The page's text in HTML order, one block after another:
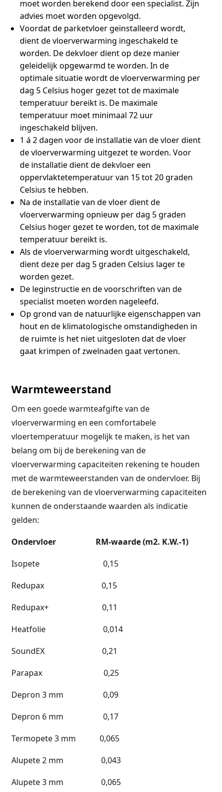
moet worden berekend door een specialist. Zijn
advies moet worden opgevolgd.
Voordat de parketvloer geïnstalleerd wordt,
dient de vloerverwarming ingeschakeld te
worden. De dekvloer dient op deze manier
geleidelijk opgewarmd te worden. In de
optimale situatie wordt de vloerverwarming per
dag 5 Celsius hoger gezet tot de maximale
temperatuur bereikt is. De maximale
temperatuur moet minimaal 72 uur
ingeschakeld blijven.
1 á 2 dagen voor de installatie van de vloer dient
de vloerverwarming uitgezet te worden. Voor
de installatie dient de dekvloer een
oppervlaktetemperatuur van 15 tot 20 graden
Celsius te hebben.
Na de installatie van de vloer dient de
vloerverwarming opnieuw per dag 5 graden
Celsius hoger gezet te worden, tot de maximale
temperatuur bereikt is.
Als de vloerverwarming wordt uitgeschakeld,
dient deze per dag 5 graden Celsius lager te
worden gezet.
De leginstructie en de voorschriften van de
specialist moeten worden nageleefd.
Op grond van de natuurlijke eigenschappen van
hout en de klimatologische omstandigheden in
de ruimte is het niet uitgesloten dat de vloer
gaat krimpen of zwelnaden gaat vertonen.
Warmteweerstand
Om een goede warmteafgifte van de
vloerverwarming en een comfortabele
vloertemperatuur mogelijk te maken, is het van
belang om bij de berekening van de
vloerverwarming capaciteiten rekening te houden
met de warmteweerstanden van de ondervloer. Bij
de berekening van de vloerverwarming capaciteiten
kunnen de onderstaande waarden als indicatie
gelden:
Ondervloer
RM-waarde (m2. K.W.-1)
Isopete 0,15
Redupax 0,15
Redupax+ 0,11
Heatfolie 0,014
SoundEX 0,21
Parapax 0,25
Depron 3 mm 0,09
Depron 6 mm 0,17
Termopete 3 mm 0,065
Alupete 2 mm 0,043
Alupete 3 mm 0,065